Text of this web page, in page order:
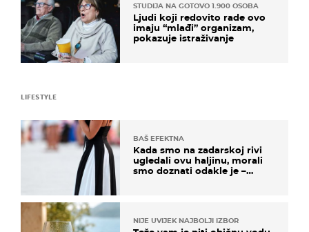
STUDIJA NA GOTOVO 1.900 OSOBA
Ljudi koji redovito rade ovo
imaju “mlađi” organizam,
pokazuje istraživanje
LIFESTYLE
BAŠ EFEKTNA
Kada smo na zadarskoj rivi
ugledali ovu haljinu, morali
smo doznati odakle je –
NIJE UVIJEK NAJBOLJI IZBOR